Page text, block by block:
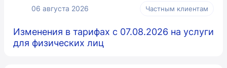
06 августа 2026 Частным клиентам
Изменения в тарифах с 07.08.2026 на услуги
для физических лиц